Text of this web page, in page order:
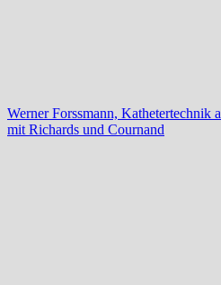
Werner Forssmann, Kathetertechnik
mit Richards und Cournand